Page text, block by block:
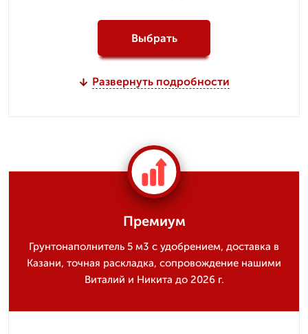
Выбрать
Развернуть подробности
Премиум
Грунтонаполнитель 5 м3 с удобрением, доставка в
Казани, точная раскладка, сопровождение нашими
Виталий и Никита до 2026 г.